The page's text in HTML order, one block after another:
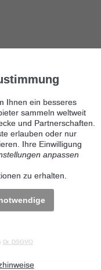
anpassen Desktop Version
Ihnen ein besseres
sammeln weltweit
und Partnerschaften.
erlauben oder nur
Ihre Einwilligung
anpassen
zu erhalten.
Dr. DSGVO